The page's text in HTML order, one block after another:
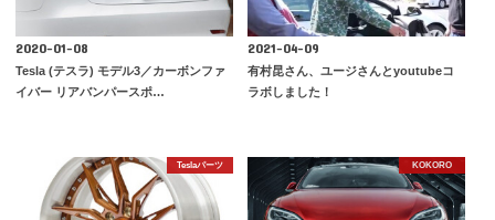
2020-01-08
Tesla (テスラ) モデル3／カーボンファ
イバー リアバンパースポ…
2021-04-09
有村昆さん、ユージさんとyoutubeコ
ラボしました！
Teslaパーツ KOKORO